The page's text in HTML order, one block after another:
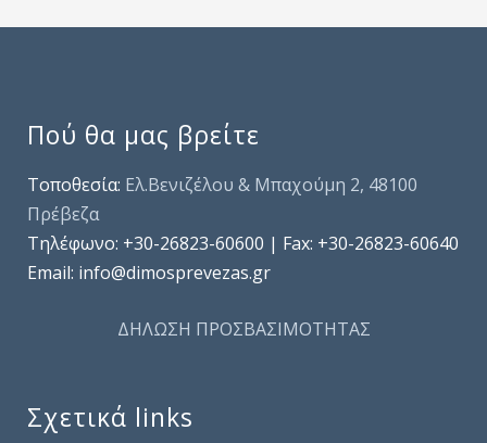
Πού θα μας βρείτε
Τοποθεσία: Ελ.Βενιζέλου & Μπαχούμη 2, 48100
Πρέβεζα
Τηλέφωνo: +30-26823-60600 | Fax: +30-26823-60640
Email: info@dimosprevezas.gr
ΔΗΛΩΣΗ ΠΡΟΣΒΑΣΙΜΟΤΗΤΑΣ
Σχετικά links